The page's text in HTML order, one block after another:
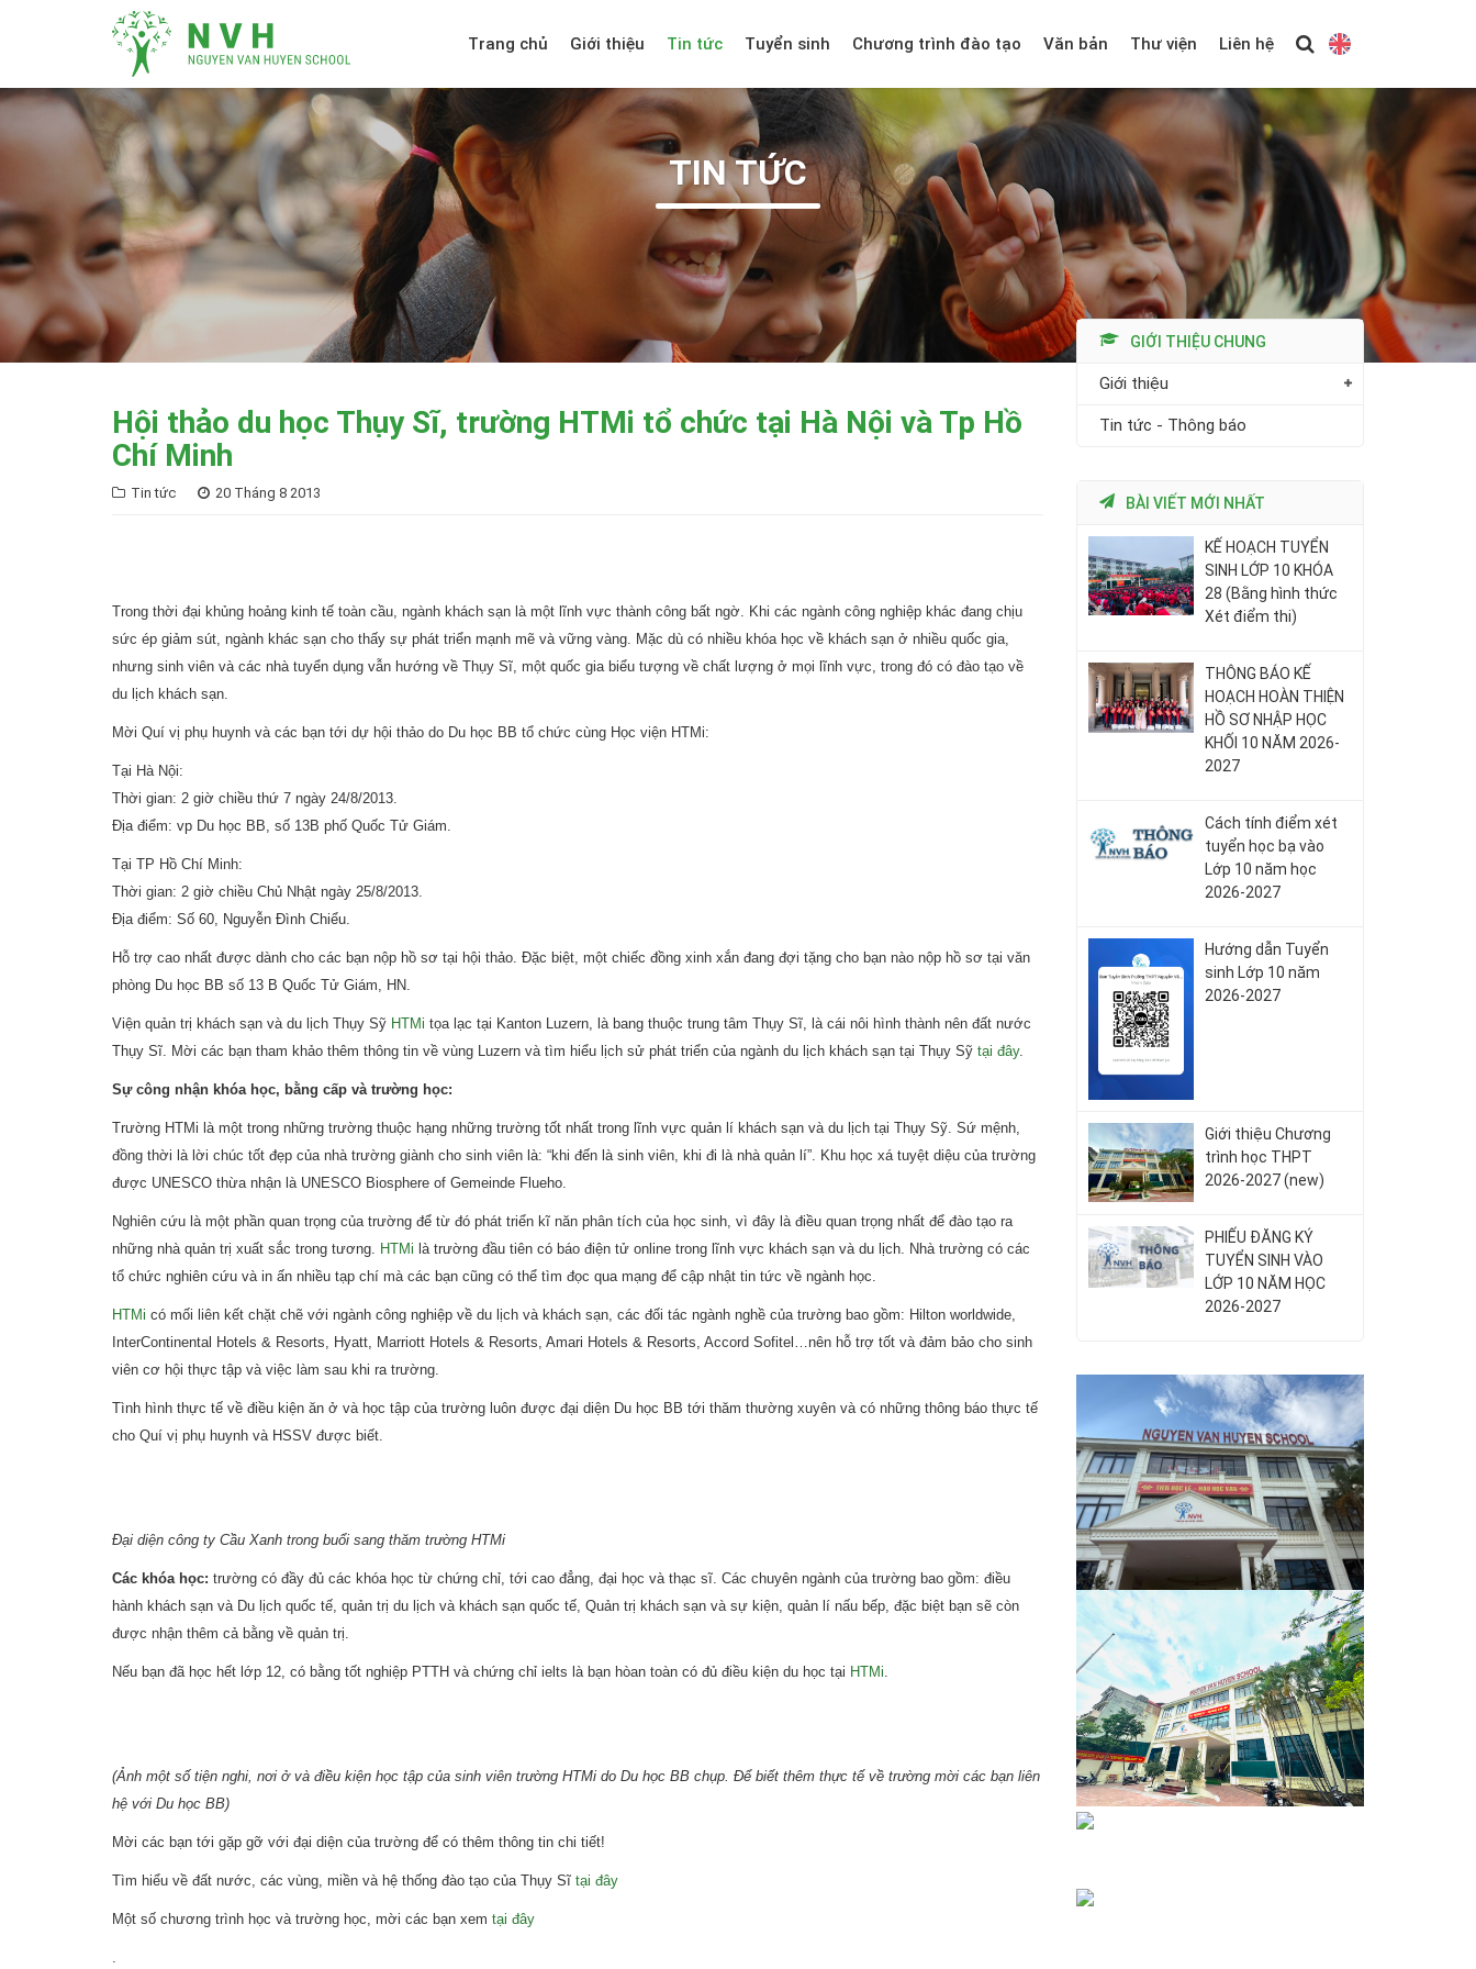
Trang chủ Giới thiệu Tin tức Tuyển sinh Chương trình đào tạo Văn bản Thư viện Liên hệ
TIN TỨC
Hội thảo du học Thụy Sĩ, trường HTMi tổ chức tại Hà Nội và Tp Hồ
Chí Minh
Tin tức 20 Tháng 8 2013
Trong thời đại khủng hoảng kinh tế toàn cầu, ngành khách sạn là một lĩnh vực thành công bất ngờ. Khi các ngành công nghiệp khác đang chịu
sức ép giảm sút, ngành khác sạn cho thấy sự phát triển mạnh mẽ và vững vàng. Mặc dù có nhiều khóa học về khách sạn ở nhiều quốc gia,
nhưng sinh viên và các nhà tuyển dụng vẫn hướng về Thụy Sĩ, một quốc gia biểu tượng về chất lượng ở mọi lĩnh vực, trong đó có đào tạo về
du lịch khách sạn.
Mời Quí vị phụ huynh và các bạn tới dự hội thảo do Du học BB tổ chức cùng Học viện HTMi:
Tại Hà Nội:
Thời gian: 2 giờ chiều thứ 7 ngày 24/8/2013.
Địa điểm: vp Du học BB, số 13B phố Quốc Tử Giám.
Tại TP Hồ Chí Minh:
Thời gian: 2 giờ chiều Chủ Nhật ngày 25/8/2013.
Địa điểm: Số 60, Nguyễn Đình Chiểu.
Hỗ trợ cao nhất được dành cho các bạn nộp hồ sơ tại hội thảo. Đặc biệt, một chiếc đồng xinh xắn đang đợi tặng cho bạn nào nộp hồ sơ tại văn
phòng Du học BB số 13 B Quốc Tử Giám, HN.
Viện quản trị khách sạn và du lịch Thụy Sỹ HTMi tọa lạc tại Kanton Luzern, là bang thuộc trung tâm Thụy Sĩ, là cái nôi hình thành nên đất nước
Thụy Sĩ. Mời các bạn tham khảo thêm thông tin về vùng Luzern và tìm hiểu lịch sử phát triển của ngành du lịch khách sạn tại Thụy Sỹ tại đây.
Sự công nhận khóa học, bằng cấp và trường học:
Trường HTMi là một trong những trường thuộc hạng những trường tốt nhất trong lĩnh vực quản lí khách sạn và du lịch tại Thụy Sỹ. Sứ mệnh,
đồng thời là lời chúc tốt đẹp của nhà trường giành cho sinh viên là: “khi đến là sinh viên, khi đi là nhà quản lí”. Khu học xá tuyệt diệu của trường
được UNESCO thừa nhận là UNESCO Biosphere of Gemeinde Flueho.
Nghiên cứu là một phần quan trọng của trường để từ đó phát triển kĩ năn phân tích của học sinh, vì đây là điều quan trọng nhất để đào tạo ra
những nhà quản trị xuất sắc trong tương. HTMi là trường đầu tiên có báo điện tử online trong lĩnh vực khách sạn và du lịch. Nhà trường có các
tổ chức nghiên cứu và in ấn nhiều tạp chí mà các bạn cũng có thể tìm đọc qua mạng để cập nhật tin tức về ngành học.
HTMi có mối liên kết chặt chẽ với ngành công nghiệp về du lịch và khách sạn, các đối tác ngành nghề của trường bao gồm: Hilton worldwide,
InterContinental Hotels & Resorts, Hyatt, Marriott Hotels & Resorts, Amari Hotels & Resorts, Accord Sofitel…nên hỗ trợ tốt và đảm bảo cho sinh
viên cơ hội thực tập và việc làm sau khi ra trường.
Tình hình thực tế về điều kiện ăn ở và học tập của trường luôn được đại diện Du học BB tới thăm thường xuyên và có những thông báo thực tế
cho Quí vị phụ huynh và HSSV được biết.
Đại diện công ty Cầu Xanh trong buổi sang thăm trường HTMi
Các khóa học: trường có đầy đủ các khóa học từ chứng chỉ, tới cao đẳng, đại học và thạc sĩ. Các chuyên ngành của trường bao gồm: điều
hành khách sạn và Du lịch quốc tế, quản trị du lịch và khách sạn quốc tế, Quản trị khách sạn và sự kiện, quản lí nấu bếp, đặc biệt bạn sẽ còn
được nhận thêm cả bằng về quản trị.
Nếu bạn đã học hết lớp 12, có bằng tốt nghiệp PTTH và chứng chỉ ielts là bạn hòan toàn có đủ điều kiện du học tại HTMi.
(Ảnh một số tiện nghi, nơi ở và điều kiện học tập của sinh viên trường HTMi do Du học BB chụp. Để biết thêm thực tế về trường mời các bạn liên
hệ với Du học BB)
Mời các bạn tới gặp gỡ với đại diện của trường để có thêm thông tin chi tiết!
Tìm hiểu về đất nước, các vùng, miền và hệ thống đào tạo của Thụy Sĩ tại đây
Một số chương trình học và trường học, mời các bạn xem tại đây
.
GIỚI THIỆU CHUNG
Giới thiệu
Tin tức - Thông báo
BÀI VIẾT MỚI NHẤT
KẾ HOẠCH TUYỂN
SINH LỚP 10 KHÓA
28 (Bằng hình thức
Xét điểm thi)
THÔNG BÁO KẾ
HOẠCH HOÀN THIỆN
HỒ SƠ NHẬP HỌC
KHỐI 10 NĂM 2026-
2027
Cách tính điểm xét
tuyển học bạ vào
Lớp 10 năm học
2026-2027
Hướng dẫn Tuyển
sinh Lớp 10 năm
2026-2027
Giới thiệu Chương
trình học THPT
2026-2027 (new)
PHIẾU ĐĂNG KÝ
TUYỂN SINH VÀO
LỚP 10 NĂM HỌC
2026-2027